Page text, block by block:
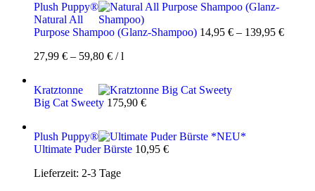
Plush Puppy®
Natural All
Purpose Shampoo (Glanz-Shampoo) 14,95 € – 139,95 €
27,99 € – 59,80 € /l
Kratztonne
Big Cat Sweety 175,90 €
Plush Puppy®
Ultimate Puder Bürste 10,95 €
Lieferzeit: 2-3 Tage